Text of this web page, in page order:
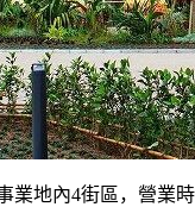
業地內4街區，營業